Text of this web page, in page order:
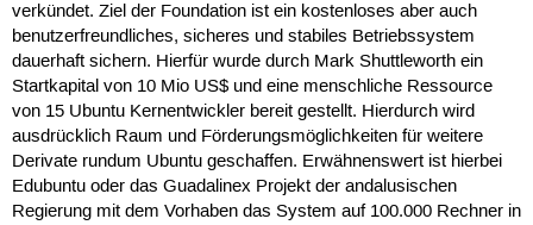
verkündet. Ziel der Foundation ist ein kostenloses aber auch
benutzerfreundliches, sicheres und stabiles Betriebssystem
dauerhaft sichern. Hierfür wurde durch Mark Shuttleworth ein
Startkapital von 10 Mio US$ und eine menschliche Ressource
von 15 Ubuntu Kernentwickler bereit gestellt. Hierdurch wird
ausdrücklich Raum und Förderungsmöglichkeiten für weitere
Derivate rundum Ubuntu geschaffen. Erwähnenswert ist hierbei
Edubuntu oder das Guadalinex Projekt der andalusischen
Regierung mit dem Vorhaben das System auf 100.000 Rechner in